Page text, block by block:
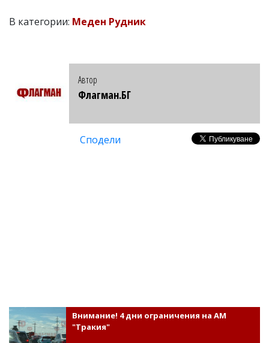
В категории: Меден Рудник
Автор
Флагман.БГ
Сподели
Внимание! 4 дни ограничения на АМ
"Тракия"